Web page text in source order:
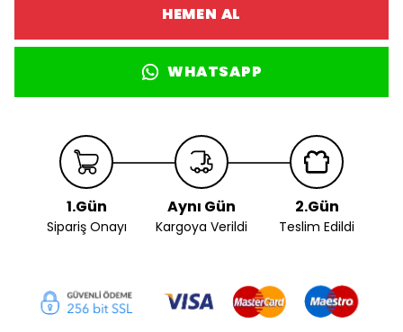
HEMEN AL
WHATSAPP
1.Gün
Sipariş Onayı
Aynı Gün
Kargoya Verildi
2.Gün
Teslim Edildi